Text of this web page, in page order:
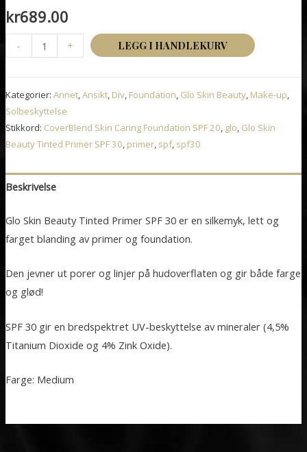
kr689.00
-
Skin
Tinted
Primer
light
30
antall
+ LEGG I HANDLEKURV
Kategorier: Annet,Ansikt, Div, Foundation, Glo Skin Beauty, Make-up,
Solbeskyttelse
Stikkord: CoverBlend Skin Caring Foundation SPF 20, glo, Glo Skin
Beauty Tinted Primer SPF 30, primer, spf, spf30
Beskrivelse
Glo Skin Beauty Tinted Primer SPF 30 er en silkemyk, lett og
farget blanding av primer og foundation.
Den jevner ut porer og linjer på hudoverflaten og gir både farge
og glød!
SPF 30 gir en bredspektret UV-beskyttelse av mineraler (4,5%
Titanium Dioxide og 4% Zink Oxide).
Farge: Medium